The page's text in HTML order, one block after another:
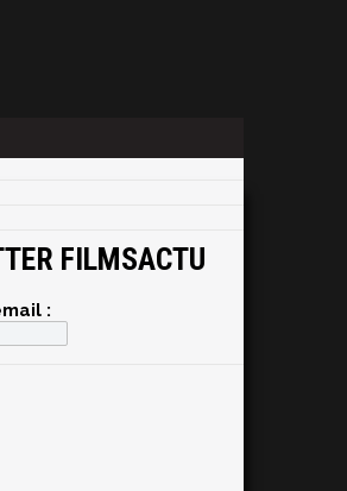
FILMSACTU
: